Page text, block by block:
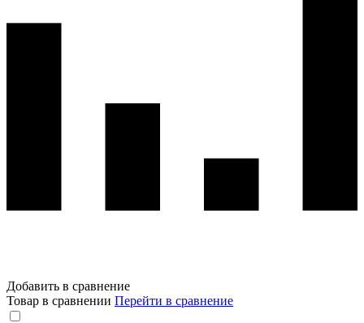
Добавить в сравнение
Товар в сравнении Перейти в сравнение